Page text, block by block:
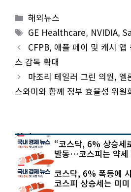
Categories
해외뉴스
Tags
GE Healthcare, NVIDIA,
CFPB, 애플 페이 및 캐시 앱
스 감독 확대
마조리 테일러 그린 의원,
스와미와 함께 정부 효율성 위원
최신 글
“코스닥, 6% 상승세
발동…코스피는 약세
코스닥, 6% 폭등에
코스피 상승세는 미미